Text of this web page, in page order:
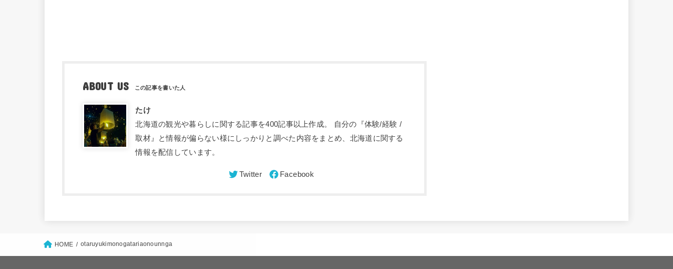
ABOUT US
たけ
北海道の観光や暮らしに関する記事を400記事以上作成。 自分の『体験/経験 /
取材』と情報が偏らない様にしっかりと調べた内容をまとめ、北海道に関する
情報を配信しています。
HOME otaruyukimonogatariaonounnga